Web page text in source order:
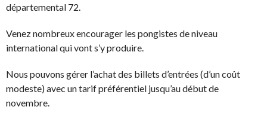
départemental 72.
Venez nombreux encourager les pongistes de niveau
international qui vont s’y produire.
Nous pouvons gérer l’achat des billets d’entrées (d’un coût
modeste) avec un tarif préférentiel jusqu’au début de
novembre.